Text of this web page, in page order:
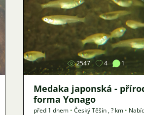
Obrázek
2547 4 1
Medaka japonská -
forma Yonago
před 1 dnem • Český Těšín ,? km •